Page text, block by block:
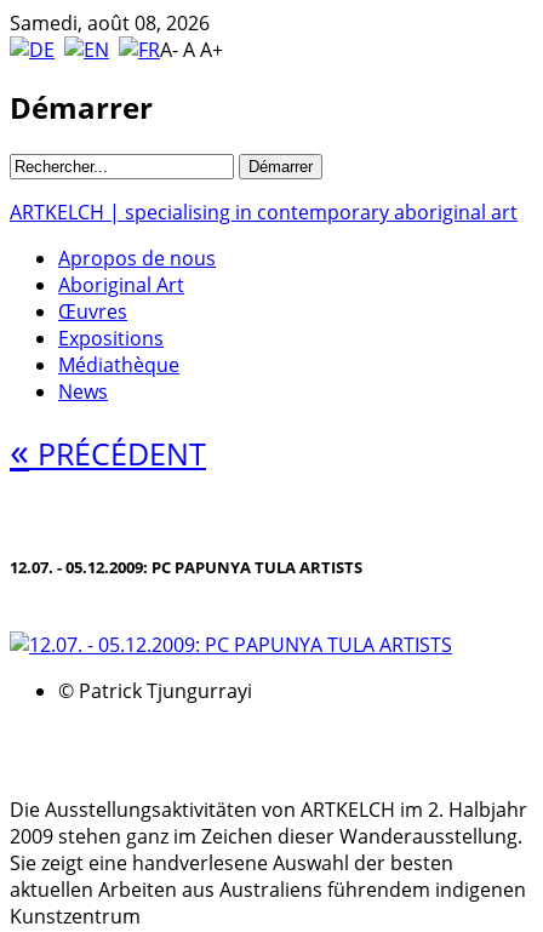
Samedi, août 08, 2026
A-AA+
Démarrer
ARTKELCH | specialising in contemporary aboriginal art
Apropos de nous
Aboriginal Art
Œuvres
Expositions
Médiathèque
News
« PRÉCÉDENT
12.07. - 05.12.2009: PC PAPUNYA TULA ARTISTS
© Patrick Tjungurrayi
Die Ausstellungsaktivitäten von ARTKELCH im 2. Halbjahr
2009 stehen ganz im Zeichen dieser Wanderausstellung.
Sie zeigt eine handverlesene Auswahl der besten
aktuellen Arbeiten aus Australiens führendem indigenen
Kunstzentrum